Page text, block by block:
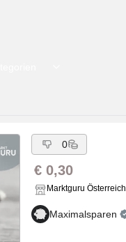
0
€ 0,30
Marktguru Österreich
Maximalsparen